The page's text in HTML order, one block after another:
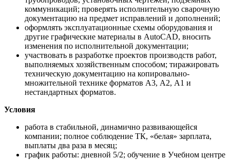
коммуникаций; проверять исполнительную сварочную
документацию на предмет исправлений и дополнений;
оформлять эксплуатационные схемы оборудования и
другие графические материалы в AutoCAD, вносить
изменения по исполнительной документации;
участвовать в разработке проектов производств работ,
выполняемых хозяйственным способом; тиражировать
техническую документацию на копировально-
множительной технике форматов А3, А2, А1 и
нестандартных форматов.
Условия
работа в стабильной, динамично развивающейся
компании; полное соблюдение ТК, «белая» зарплата,
выплаты два раза в месяц;
график работы: дневной 5/2; обучение в Учебном центре